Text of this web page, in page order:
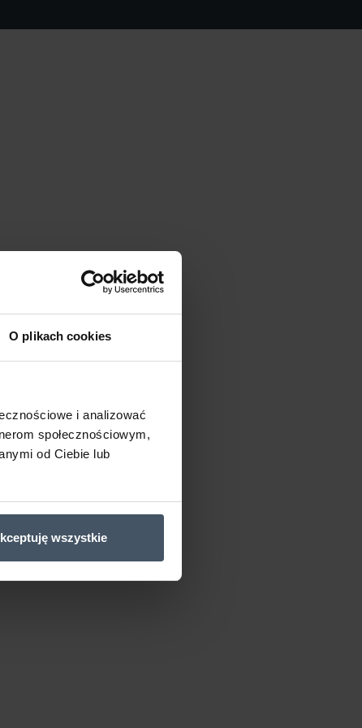
O plikach cookies
i analizować
społecznościowym,
od Ciebie lub
wszystkie